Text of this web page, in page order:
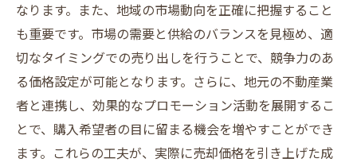
なります。また、地域の市場動向を正確に把握すること
も重要です。市場の需要と供給のバランスを見極め、適
切なタイミングでの売り出しを行うことで、競争力のあ
る価格設定が可能となります。さらに、地元の不動産業
者と連携し、効果的なプロモーション活動を展開するこ
とで、購入希望者の目に留まる機会を増やすことができ
ます。これらの工夫が、実際に売却価格を引き上げた成